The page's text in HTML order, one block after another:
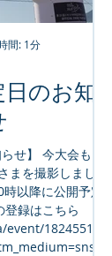
のお知
せ】 今大会もフ
まを撮影しまし
以降に公開予定
1824551?
間: 1分